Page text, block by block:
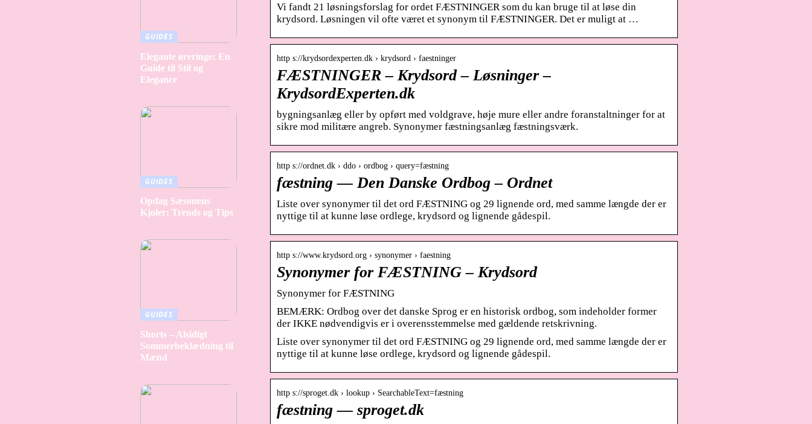
Vi fandt 21 løsningsforslag for ordet FÆSTNINGER som du kan bruge til at løse din
krydsord. Løsningen vil ofte været et synonym til FÆSTNINGER. Det er muligt at …
http s://krydsordexperten.dk › krydsord › faestninger
FÆSTNINGER – Krydsord – Løsninger –
KrydsordExperten.dk
bygningsanlæg eller by opført med voldgrave, høje mure eller andre foranstaltninger for at
sikre mod militære angreb. Synonymer fæstningsanlæg fæstningsværk.
http s://ordnet.dk › ddo › ordbog › query=fæstning
fæstning — Den Danske Ordbog – Ordnet
Liste over synonymer til det ord FÆSTNING og 29 lignende ord, med samme længde der er
nyttige til at kunne løse ordlege, krydsord og lignende gådespil.
http s://www.krydsord.org › synonymer › faestning
Synonymer for FÆSTNING – Krydsord
Synonymer for FÆSTNING
BEMÆRK: Ordbog over det danske Sprog er en historisk ordbog, som indeholder former
der IKKE nødvendigvis er i overensstemmelse med gældende retskrivning.
Liste over synonymer til det ord FÆSTNING og 29 lignende ord, med samme længde der er
nyttige til at kunne løse ordlege, krydsord og lignende gådespil.
http s://sproget.dk › lookup › SearchableText=fæstning
fæstning — sproget.dk
GUIDES
Elegante øreringe: En
Guide til Stil og
Elegance
GUIDES
Opdag Sæsonens
Kjoler: Trends og Tips
GUIDES
Shorts – Alsidigt
Sommerbeklædning til
Mænd